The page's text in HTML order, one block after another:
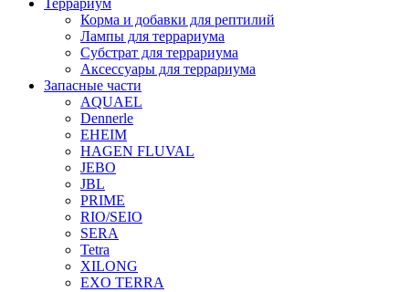
Террариум
Корма и добавки для рептилий
Лампы для террариума
Субстрат для террариума
Аксессуары для террариума
Запасные части
AQUAEL
Dennerle
EHEIM
HAGEN FLUVAL
JEBO
JBL
PRIME
RIO/SEIO
SERA
Tetra
XILONG
EXO TERRA